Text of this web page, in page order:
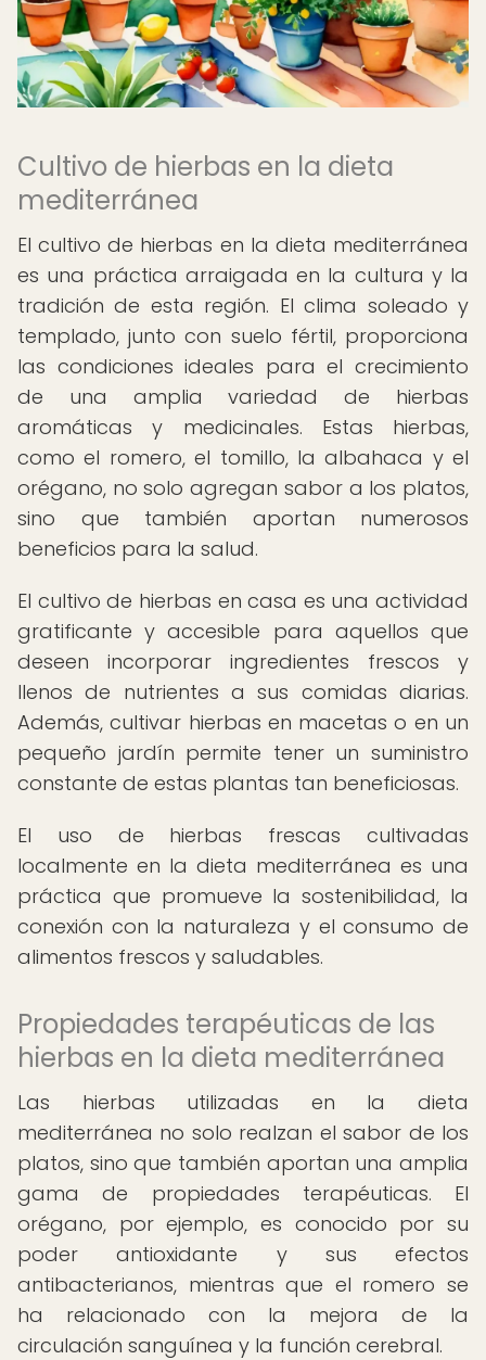
Cultivo de hierbas en la dieta
mediterránea
El cultivo de hierbas en la dieta mediterránea
es una práctica arraigada en la cultura y la
tradición de esta región. El clima soleado y
templado, junto con suelo fértil, proporciona
las condiciones ideales para el crecimiento
de una amplia variedad de hierbas
aromáticas y medicinales. Estas hierbas,
como el romero, el tomillo, la albahaca y el
orégano, no solo agregan sabor a los platos,
sino que también aportan numerosos
beneficios para la salud.
El cultivo de hierbas en casa es una actividad
gratificante y accesible para aquellos que
deseen incorporar ingredientes frescos y
llenos de nutrientes a sus comidas diarias.
Además, cultivar hierbas en macetas o en un
pequeño jardín permite tener un suministro
constante de estas plantas tan beneficiosas.
El uso de hierbas frescas cultivadas
localmente en la dieta mediterránea es una
práctica que promueve la sostenibilidad, la
conexión con la naturaleza y el consumo de
alimentos frescos y saludables.
Propiedades terapéuticas de las
hierbas en la dieta mediterránea
Las hierbas utilizadas en la dieta
mediterránea no solo realzan el sabor de los
platos, sino que también aportan una amplia
gama de propiedades terapéuticas. El
orégano, por ejemplo, es conocido por su
poder antioxidante y sus efectos
antibacterianos, mientras que el romero se
ha relacionado con la mejora de la
circulación sanguínea y la función cerebral.